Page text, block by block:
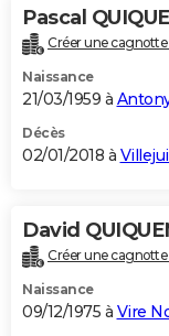
Pascal
Créer une cagnotte
Naissance
21/03/1959 à
Décès
02/01/2018 à
David
Créer une cagnotte
Naissance
09/12/1975 à Vire